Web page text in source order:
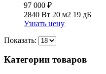
97 000 ₽
2840 Вт 20 м2 19 дБ
Узнать цену
Показать:
Категории товаров